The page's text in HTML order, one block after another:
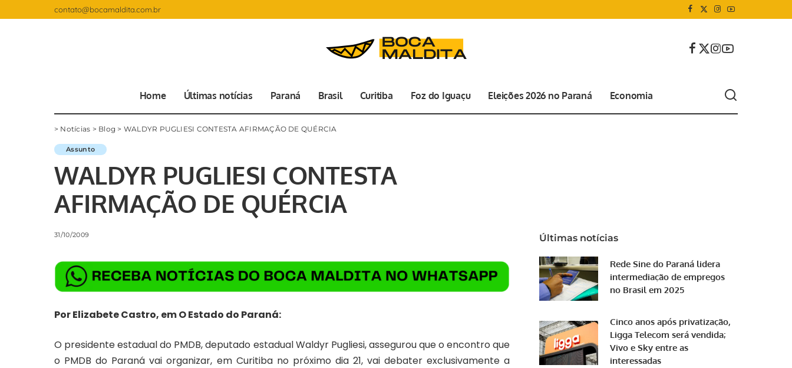
contato@bocamaldita.com.br
Home Últimas notícias Paraná Brasil Curitiba Foz do Iguaçu Eleições 2026 no Paraná Economia
> Notícias > Blog > WALDYR PUGLIESI CONTESTA AFIRMAÇÃO DE QUÉRCIA
Assunto
WALDYR PUGLIESI CONTESTA
AFIRMAÇÃO DE QUÉRCIA
31/10/2009
Por Elizabete Castro, em O Estado do Paraná:
O presidente estadual do PMDB, deputado estadual Waldyr Pugliesi, assegurou que o encontro que
o PMDB do Paraná vai organizar, em Curitiba no próximo dia 21, vai debater exclusivamente a
Últimas notícias
Rede Sine do Paraná lidera
intermediação de empregos
no Brasil em 2025
Cinco anos após privatização,
Ligga Telecom será vendida;
Vivo e Sky entre as
interessadas